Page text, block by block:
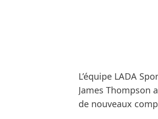
L’équipe LADA
James Thompson
de nouveaux